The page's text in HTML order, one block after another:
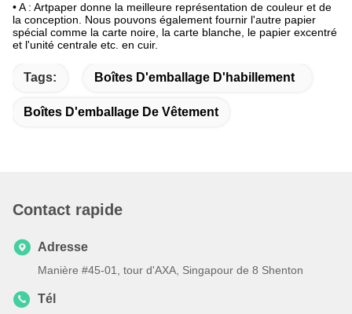
• A : Artpaper donne la meilleure représentation de couleur et de
la conception. Nous pouvons également fournir l'autre papier
spécial comme la carte noire, la carte blanche, le papier excentré
et l'unité centrale etc. en cuir.
Tags: Boîtes D'emballage D'habillement
Boîtes D'emballage De Vêtement
Contact rapide
Adresse
Manière #45-01, tour d'AXA, Singapour de 8 Shenton
Tél